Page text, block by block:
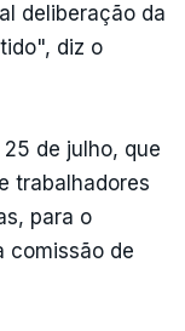
deliberação da
diz o
de julho, que
trabalhadores
para o
comissão de